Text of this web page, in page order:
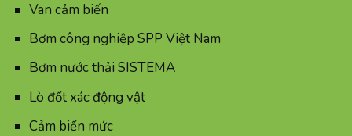
Van cảm biến
Bơm công nghiệp SPP Việt Nam
Bơm nước thải SISTEMA
Lò đốt xác động vật
Cảm biến mức